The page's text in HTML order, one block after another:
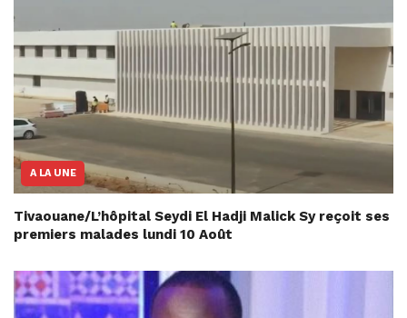
A LA UNE
Tivaouane/L’hôpital Seydi El Hadji Malick Sy reçoit ses
premiers malades lundi 10 Août